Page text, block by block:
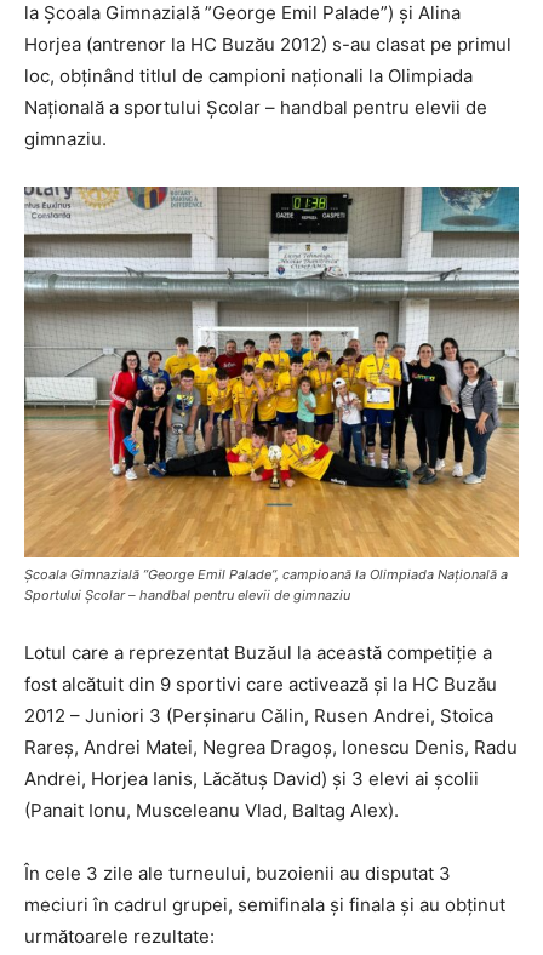
la Școala Gimnazială ”George Emil Palade”) și Alina
Horjea (antrenor la HC Buzău 2012) s-au clasat pe primul
loc, obținând titlul de campioni naționali la Olimpiada
Națională a sportului Școlar – handbal pentru elevii de
gimnaziu.
Școala Gimnazială ”George Emil Palade”, campioană la Olimpiada Națională a
Sportului Școlar – handbal pentru elevii de gimnaziu
Lotul care a reprezentat Buzăul la această competiție a
fost alcătuit din 9 sportivi care activează și la HC Buzău
2012 – Juniori 3 (Perșinaru Călin, Rusen Andrei, Stoica
Rareș, Andrei Matei, Negrea Dragoș, Ionescu Denis, Radu
Andrei, Horjea Ianis, Lăcătuș David) și 3 elevi ai școlii
(Panait Ionu, Musceleanu Vlad, Baltag Alex).
În cele 3 zile ale turneului, buzoienii au disputat 3
meciuri în cadrul grupei, semifinala și finala și au obținut
următoarele rezultate: